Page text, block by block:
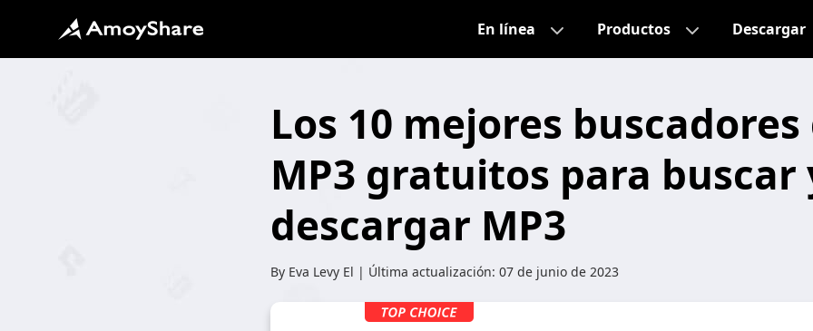
En línea Productos Descargar
Los 10 mejores buscadores
MP3 gratuitos para buscar
descargar MP3
By Eva Levy El | Última actualización: 07 de junio de 2023